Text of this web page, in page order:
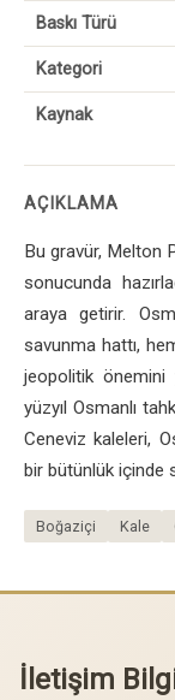
Baskı Türü
Kategori
Kaynak
AÇIKLAMA
Bu gravür, Melton
sonucunda
araya getirir.
savunma hattı,
jeopolitik önemini
yüzyıl Osmanlı
Ceneviz kaleleri,
bir bütünlük içinde
Boğaziçi Kale
İletişim